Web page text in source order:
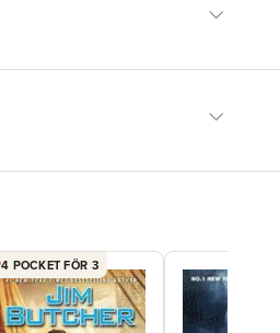
4 POCKET FÖR 3